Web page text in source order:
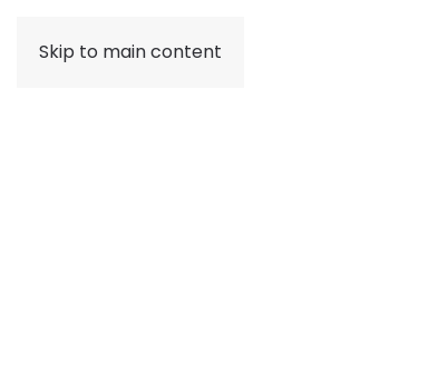
Skip to main content